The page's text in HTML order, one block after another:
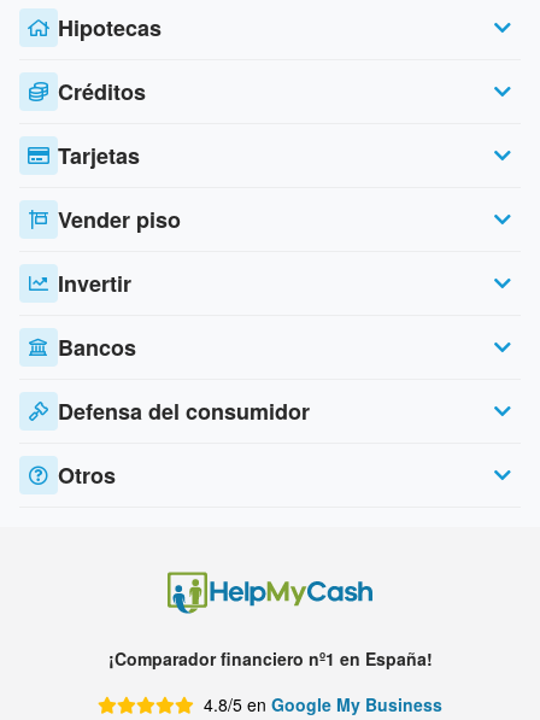
Hipotecas
Créditos
Tarjetas
Vender piso
Invertir
Bancos
Defensa del consumidor
Otros
¡Comparador financiero nº1 en España!
4.8/5 en Google My Business